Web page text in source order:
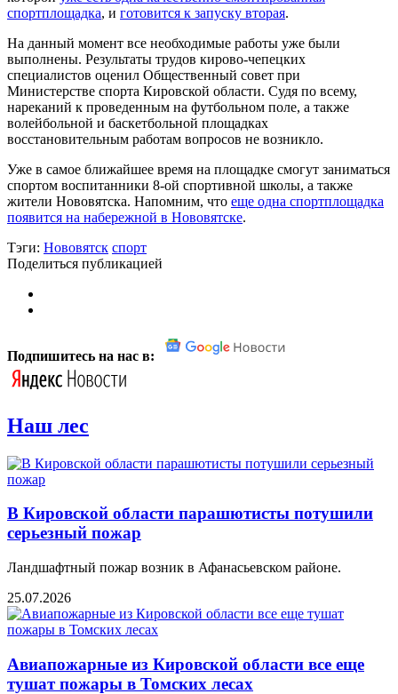
спортплощадка, и готовится к запуску вторая.
На данный момент все необходимые работы уже были
выполнены. Результаты трудов кирово-чепецких
специалистов оценил Общественный совет при
Министерстве спорта Кировской области. Судя по всему,
нареканий к проведенным на футбольном поле, а также
волейбольной и баскетбольной площадках
восстановительным работам вопросов не возникло.
Уже в самое ближайшее время на площадке смогут заниматься
спортом воспитанники 8-ой спортивной школы, а также
жители Нововятска. Напомним, что еще одна спортплощадка
появится на набережной в Нововятске.
Тэги: Нововятск спорт
Поделиться публикацией
Подпишитесь на нас в:
Наш лес
В Кировской области парашютисты потушили
серьезный пожар
Ландшафтный пожар возник в Афанасьевском районе.
25.07.2026
Авиапожарные из Кировской области все еще
тушат пожары в Томских лесах